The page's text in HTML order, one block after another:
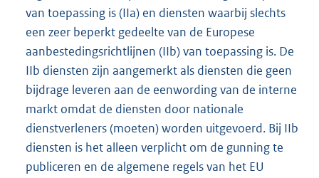
van toepassing is (IIa) en diensten waarbij slechts
een zeer beperkt gedeelte van de Europese
aanbestedingsrichtlijnen (IIb) van toepassing is. De
IIb diensten zijn aangemerkt als diensten die geen
bijdrage leveren aan de eenwording van de interne
markt omdat de diensten door nationale
dienstverleners (moeten) worden uitgevoerd. Bij IIb
diensten is het alleen verplicht om de gunning te
publiceren en de algemene regels van het EU